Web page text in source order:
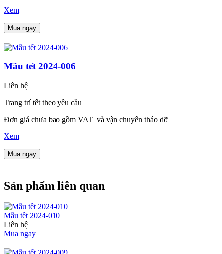
Xem
Mua ngay
Mẫu tết 2024-006
Liên hệ
Trang trí tết theo yêu cầu
Đơn giá chưa bao gồm VAT và vận chuyển tháo dỡ
Xem
Mua ngay
Sản phẩm liên quan
Mẫu têt 2024-010
Liên hệ
Mua ngay